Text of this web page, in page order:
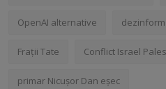
OpenAI alternative
Frații Tate Conflict Israel
primar Nicușor Dan eșec